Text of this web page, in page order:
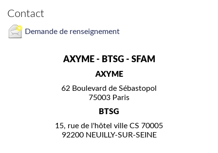
Contact
Demande de renseignement
AXYME - BTSG - SFAM
AXYME
62 Boulevard de Sébastopol
75003 Paris
BTSG
15, rue de l'hôtel ville CS 70005
92200 NEUILLY-SUR-SEINE